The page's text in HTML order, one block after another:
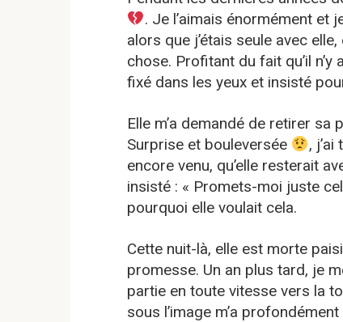
. Je l’aimais énormément et
alors que j’étais seule avec
chose. Profitant du fait qu’il n’y
fixé dans les yeux et insisté
Elle m’a demandé de retirer
Surprise et bouleversée
,
encore venu, qu’elle resterait
insisté : « Promets-moi juste
pourquoi elle voulait cela.
Cette nuit-là, elle est morte
promesse. Un an plus tard, je
partie en toute vitesse vers la
sous l’image m’a